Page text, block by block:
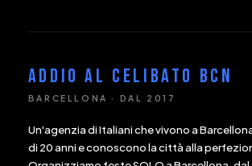
ADDIO AL CELIBATO BCN
BARCELLONA · DAL 2017
Un'agenzia di Italiani che vivono a
di 20 anni e conoscono la città alla